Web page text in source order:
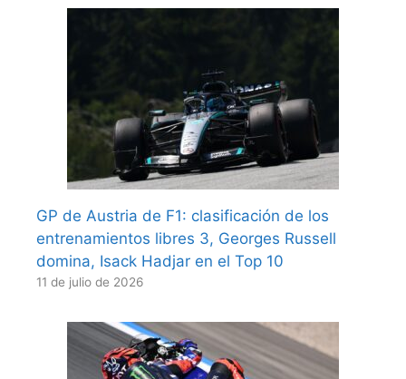
GP de Austria de F1: clasificación de los
entrenamientos libres 3, Georges Russell
domina, Isack Hadjar en el Top 10
11 de julio de 2026